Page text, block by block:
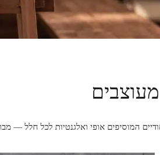
המוסיפים אופי ואלגנטיות לכל חלל —